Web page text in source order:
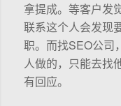
拿提成。等客户发
联系这个人会发现
职。而找SEO公司
人做的，只能去找
有回应。